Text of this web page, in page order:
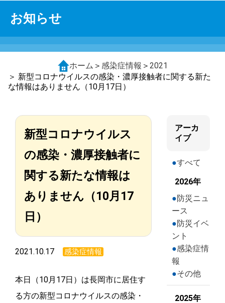
お知らせ
ホーム ＞ 感染症情報 ＞ 2021
＞ 新型コロナウイルスの感染・濃厚接触者に関する新た
な情報はありません（10月17日）
新型コロナウイルス
の感染・濃厚接触者に
関する新たな情報は
ありません（10月17
日）
2021.10.17 感染症情報
本日（10月17日）は長岡市に居住す
る方の新型コロナウイルスの感染・
アーカ
イブ
すべて
2026年
防災ニュ
ース
防災イベ
ント
感染症情
報
その他
2025年